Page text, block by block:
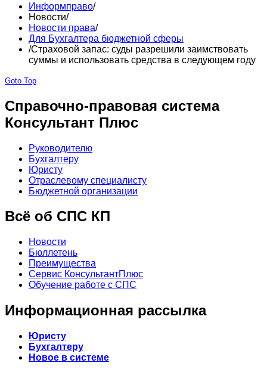
Информправо/
Новости/
Новости права/
Для Бухгалтера бюджетной сферы
/Страховой запас: суды разрешили заимствовать
суммы и использовать средства в следующем году
Goto Top
Справочно-правовая система
Консультант Плюс
Руководителю
Бухгалтеру
Юристу
Отраслевому специалисту
Бюджетной организации
Всё об СПС КП
Новости
Бюллетень
Преимущества
Сервис КонсультантПлюс
Обучение работе с СПС
Информационная рассылка
Юристу
Бухгалтеру
Новое в системе